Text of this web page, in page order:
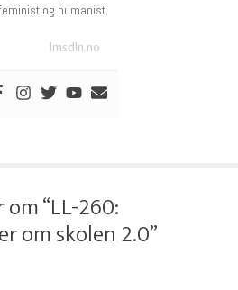
og humanist.
lmsdln.no
“LL-260:
om skolen 2.0”